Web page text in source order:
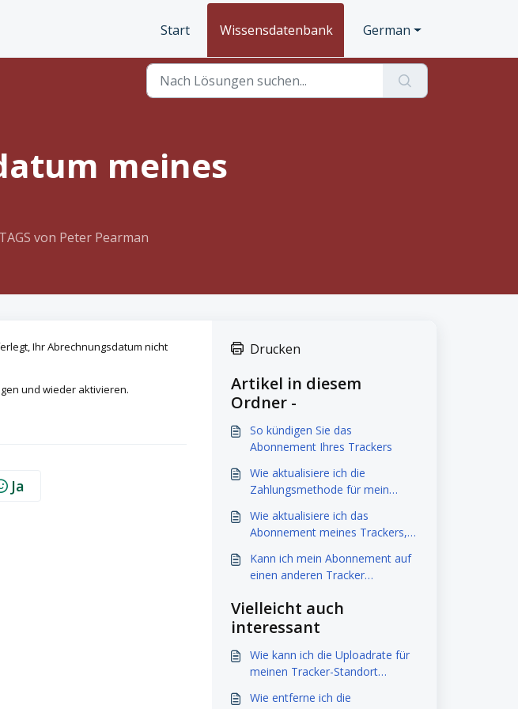
Start Wissensdatenbank German
meines
von Peter Pearman
Ihr Abrechnungsdatum nicht
und wieder aktivieren.
Ja
Drucken
Artikel in diesem
Ordner -
So kündigen Sie das
Abonnement Ihres Trackers
Wie aktualisiere ich die
Zahlungsmethode für mein
Wie aktualisiere ich das
Abonnement meines Trackers,
Kann ich mein Abonnement auf
einen anderen Tracker
Vielleicht auch
interessant
Wie kann ich die Uploadrate für
meinen Tracker-Standort
Wie entferne ich die